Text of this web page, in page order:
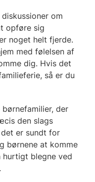
om
opføre sig
noget helt fjerde.
med følelsen af
dig. Hvis det
så er du
der
den slags
er sundt for
børnene at komme
hurtigt blegne ved